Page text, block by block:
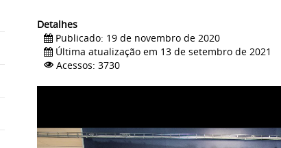
Detalhes
Publicado: 19 de novembro de 2020
Última atualização em 13 de setembro de 2021
Acessos: 3730